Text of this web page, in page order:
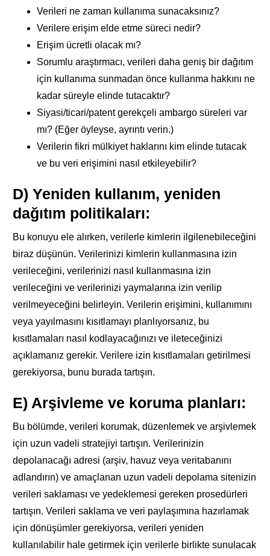
Verileri ne zaman kullanıma sunacaksınız?
Verilere erişim elde etme süreci nedir?
Erişim ücretli olacak mı?
Sorumlu araştırmacı, verileri daha geniş bir dağıtım
için kullanıma sunmadan önce kullanma hakkını ne
kadar süreyle elinde tutacaktır?
Siyasi/ticari/patent gerekçeli ambargo süreleri var
mı? (Eğer öyleyse, ayrıntı verin.)
Verilerin fikri mülkiyet haklarını kim elinde tutacak
ve bu veri erişimini nasıl etkileyebilir?
D) Yeniden kullanım, yeniden
dağıtım politikaları:
Bu konuyu ele alırken, verilerle kimlerin ilgilenebileceğini
biraz düşünün. Verilerinizi kimlerin kullanmasına izin
verileceğini, verilerinizi nasıl kullanmasına izin
verileceğini ve verilerinizi yaymalarına izin verilip
verilmeyeceğini belirleyin. Verilerin erişimini, kullanımını
veya yayılmasını kısıtlamayı planlıyorsanız, bu
kısıtlamaları nasıl kodlayacağınızı ve ileteceğinizi
açıklamanız gerekir. Verilere izin kısıtlamaları getirilmesi
gerekiyorsa, bunu burada tartışın.
E) Arşivleme ve koruma planları:
Bu bölümde, verileri korumak, düzenlemek ve arşivlemek
için uzun vadeli stratejiyi tartışın. Verilerinizin
depolanacağı adresi (arşiv, havuz veya veritabanını
adlandırın) ve amaçlanan uzun vadeli depolama sitenizin
verileri saklaması ve yedeklemesi gereken prosedürleri
tartışın. Verileri saklama ve veri paylaşımına hazırlamak
için dönüşümler gerekiyorsa, verileri yeniden
kullanılabilir hale getirmek için verilerle birlikte sunulacak